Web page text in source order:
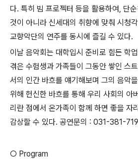
다. 특히 빔 프로젝터 등을 활용하여, 단
것이 아니라 신세대의 취향에 맞춰 시청
교향악단의 연주를 동시에 즐길 수 있다.
이날 음악회는 대학입시 준비로 힘든 학
겪은 수험생과 가족들이 그동안 쌓인 스
서의 인간 바흐를 얘기해보며 그의 음악
위해 헌신한 바흐를 통해 우리 사회의 아
리란 점에서 온가족이 함께 하면 좋을 자
감상할 수 있다. 공연문의 : 031-381-
○ Program